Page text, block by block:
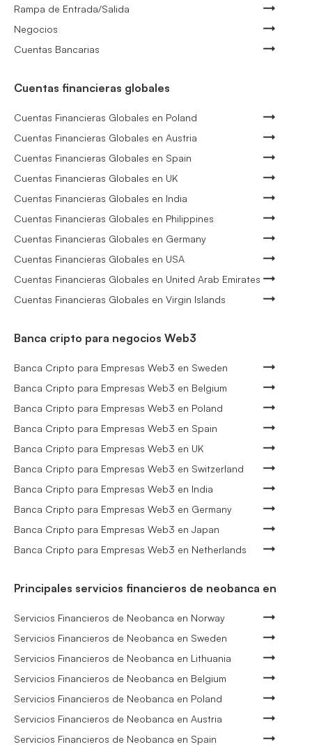
Rampa de Entrada/Salida
Negocios
Cuentas Bancarias
Cuentas financieras globales
Cuentas Financieras Globales en Poland
Cuentas Financieras Globales en Austria
Cuentas Financieras Globales en Spain
Cuentas Financieras Globales en UK
Cuentas Financieras Globales en India
Cuentas Financieras Globales en Philippines
Cuentas Financieras Globales en Germany
Cuentas Financieras Globales en USA
Cuentas Financieras Globales en United Arab Emirates
Cuentas Financieras Globales en Virgin Islands
Banca cripto para negocios Web3
Banca Cripto para Empresas Web3 en Sweden
Banca Cripto para Empresas Web3 en Belgium
Banca Cripto para Empresas Web3 en Poland
Banca Cripto para Empresas Web3 en Spain
Banca Cripto para Empresas Web3 en UK
Banca Cripto para Empresas Web3 en Switzerland
Banca Cripto para Empresas Web3 en India
Banca Cripto para Empresas Web3 en Germany
Banca Cripto para Empresas Web3 en Japan
Banca Cripto para Empresas Web3 en Netherlands
Principales servicios financieros de neobanca en
Servicios Financieros de Neobanca en Norway
Servicios Financieros de Neobanca en Sweden
Servicios Financieros de Neobanca en Lithuania
Servicios Financieros de Neobanca en Belgium
Servicios Financieros de Neobanca en Poland
Servicios Financieros de Neobanca en Austria
Servicios Financieros de Neobanca en Spain